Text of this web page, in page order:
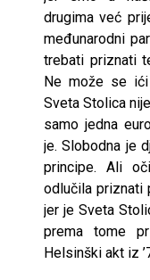
drugima već
međunarodni
trebati priznati
Ne može se
Sveta Stolica
samo jedna
je. Slobodna je
principe. Ali
odlučila priznati
jer je Sveta
prema tome
Helsinški akt iz